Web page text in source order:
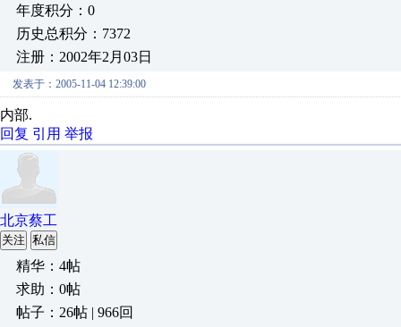
年度积分：0
历史总积分：7372
注册：2002年2月03日
发表于：2005-11-04 12:39:00
内部.
回复 引用 举报
北京蔡工
关注 私信
精华：4帖
求助：0帖
帖子：26帖 | 966回